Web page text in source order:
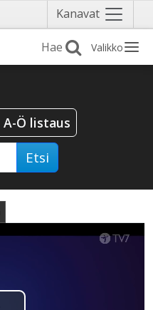
Kanavat Näytä
valikko
Valikko
A-Ö listaus
Etsi